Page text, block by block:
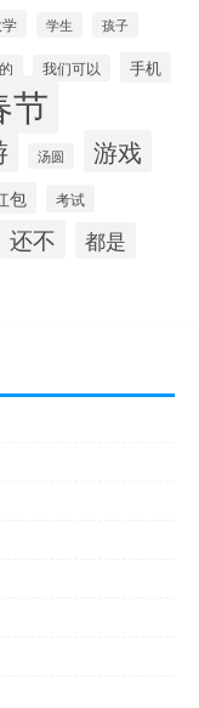
学生 孩子
我们可以
手机
节
汤圆 游戏
包 考试
还不 都是